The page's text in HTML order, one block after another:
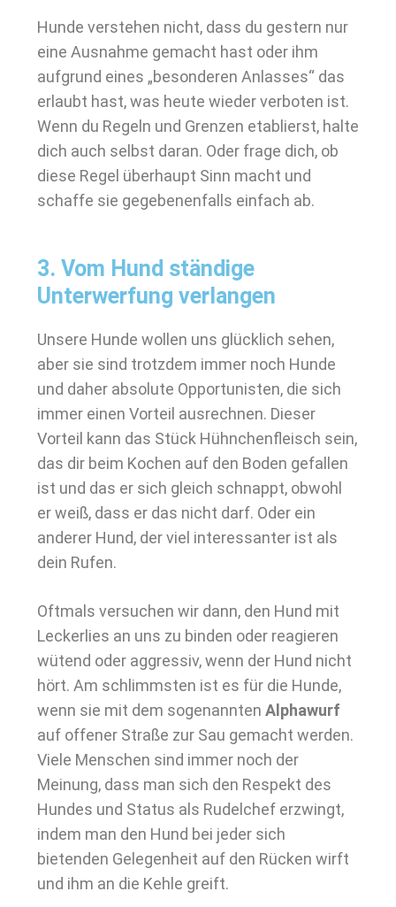
Hunde verstehen nicht, dass du gestern nur
eine Ausnahme gemacht hast oder ihm
aufgrund eines „besonderen Anlasses“ das
erlaubt hast, was heute wieder verboten ist.
Wenn du Regeln und Grenzen etablierst, halte
dich auch selbst daran. Oder frage dich, ob
diese Regel überhaupt Sinn macht und
schaffe sie gegebenenfalls einfach ab.
3. Vom Hund ständige
Unterwerfung verlangen
Unsere Hunde wollen uns glücklich sehen,
aber sie sind trotzdem immer noch Hunde
und daher absolute Opportunisten, die sich
immer einen Vorteil ausrechnen. Dieser
Vorteil kann das Stück Hühnchenfleisch sein,
das dir beim Kochen auf den Boden gefallen
ist und das er sich gleich schnappt, obwohl
er weiß, dass er das nicht darf. Oder ein
anderer Hund, der viel interessanter ist als
dein Rufen.
Oftmals versuchen wir dann, den Hund mit
Leckerlies an uns zu binden oder reagieren
wütend oder aggressiv, wenn der Hund nicht
hört. Am schlimmsten ist es für die Hunde,
wenn sie mit dem sogenannten Alphawurf
auf offener Straße zur Sau gemacht werden.
Viele Menschen sind immer noch der
Meinung, dass man sich den Respekt des
Hundes und Status als Rudelchef erzwingt,
indem man den Hund bei jeder sich
bietenden Gelegenheit auf den Rücken wirft
und ihm an die Kehle greift.